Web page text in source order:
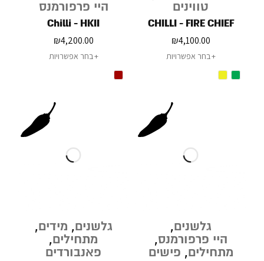
טווינים
CHILLI - FIRE CHIEF
₪4,100.00
בחר אפשרויות
היי פרפורמנס
Chilli - HKII
₪4,200.00
בחר אפשרויות
גלשנים,
היי פרפורמנס,
מתחילים, פישים
גלשנים, מידים,
מתחילים,
פאנבורדים